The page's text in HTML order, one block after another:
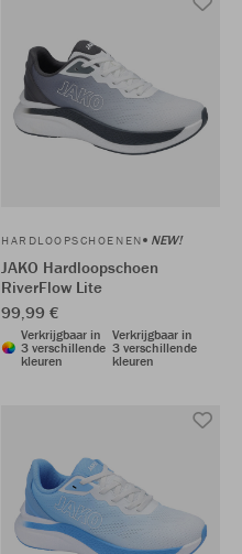
HARDLOOPSCHOENEN NEW!
JAKO Hardloopschoen
RiverFlow Lite
99,99 €
Verkrijgbaar in
3 verschillende
kleuren
Verkrijgbaar in
3 verschillende
kleuren